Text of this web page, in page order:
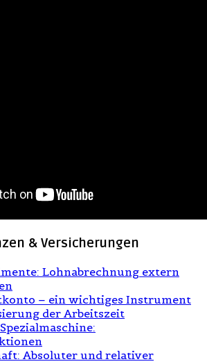
& Versicherungen
Lohnabrechnung extern
– ein wichtiges Instrument
der Arbeitszeit
Absoluter und relativer